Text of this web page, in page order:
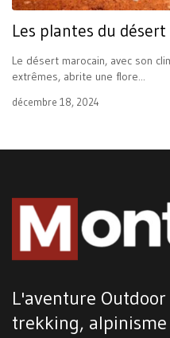
Les plantes du désert
Le désert marocain, avec son
extrêmes, abrite une flore...
décembre 18, 2024
L'aventure
trekking,